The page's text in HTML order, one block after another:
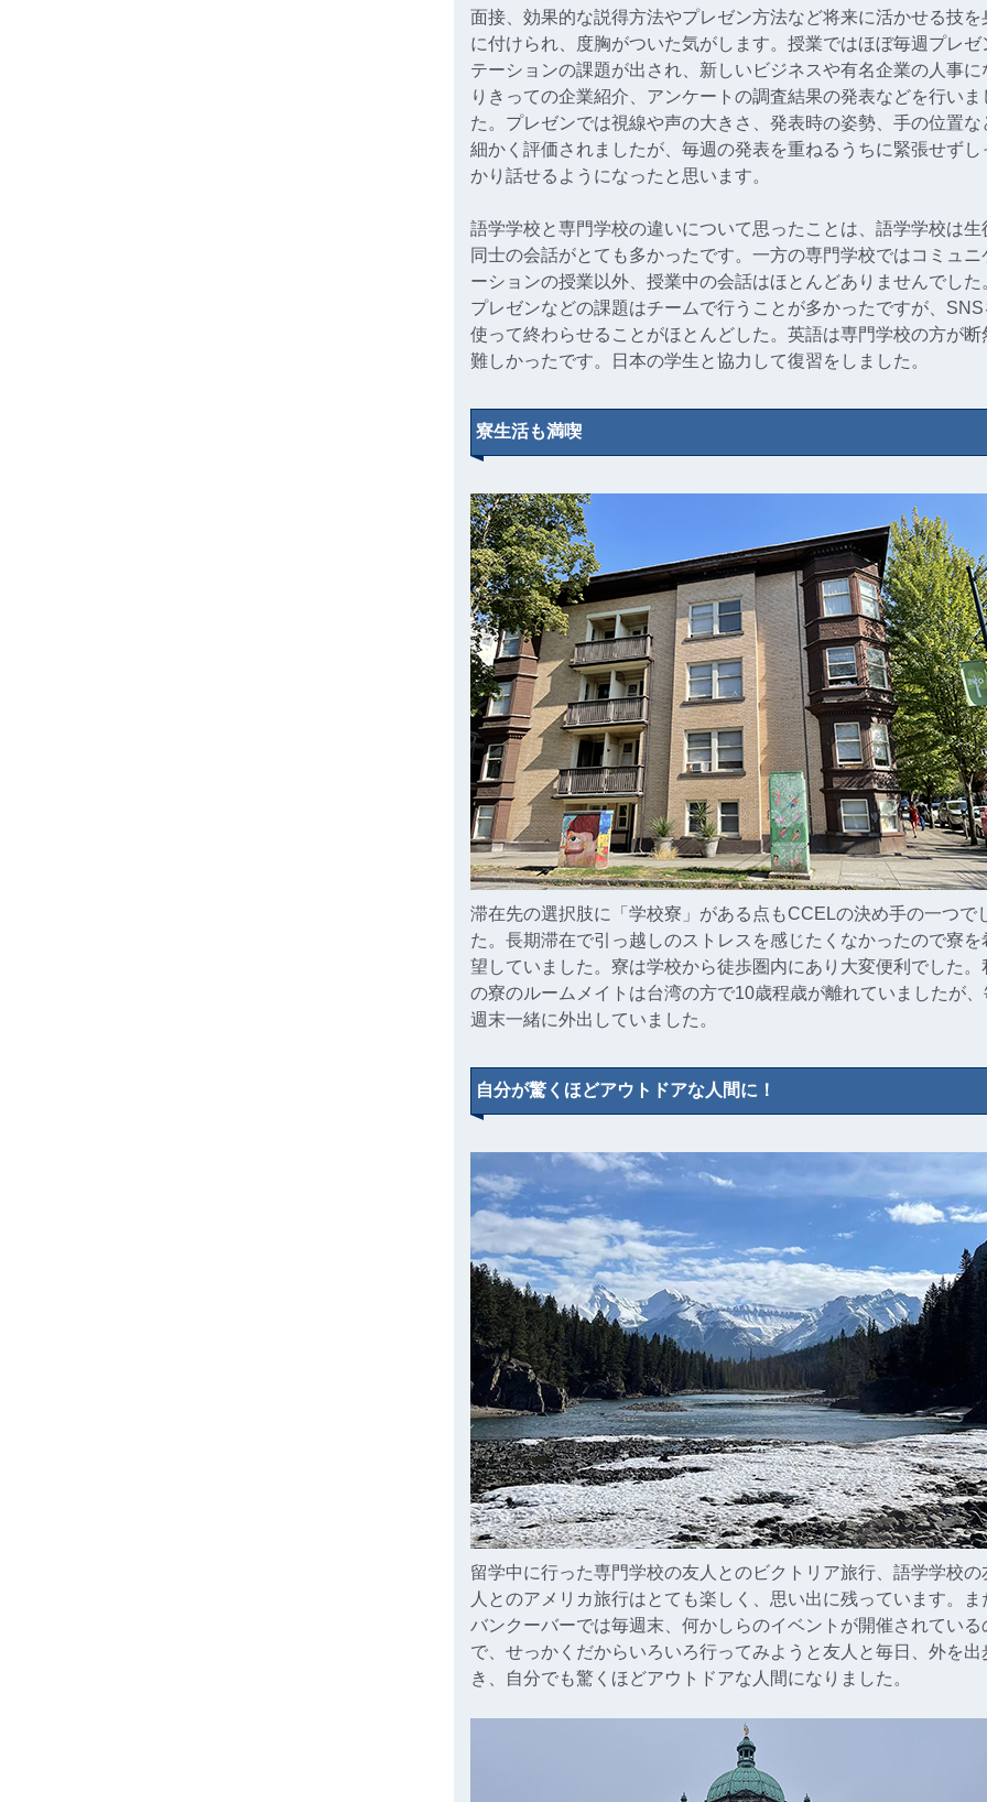
面接、効果的な説得方法やプレゼン方法など将来に活かせる技を
に付けられ、度胸がついた気がします。授業ではほぼ毎週プレゼ
テーションの課題が出され、新しいビジネスや有名企業の人事に
りきっての企業紹介、アンケートの調査結果の発表などを行いま
た。プレゼンでは視線や声の大きさ、発表時の姿勢、手の位置な
細かく評価されましたが、毎週の発表を重ねるうちに緊張せずし
かり話せるようになったと思います。
語学学校と専門学校の違いについて思ったことは、語学学校は生
同士の会話がとても多かったです。一方の専門学校ではコミュニ
ーションの授業以外、授業中の会話はほとんどありませんでした
プレゼンなどの課題はチームで行うことが多かったですが、SNS
使って終わらせることがほとんどした。英語は専門学校の方が断
難しかったです。日本の学生と協力して復習をしました。
寮生活も満喫
滞在先の選択肢に「学校寮」がある点もCCELの決め手の一つで
た。長期滞在で引っ越しのストレスを感じたくなかったので寮を
望していました。寮は学校から徒歩圏内にあり大変便利でした。
の寮のルームメイトは台湾の方で10歳程歳が離れていましたが、
週末一緒に外出していました。
自分が驚くほどアウトドアな人間に！
留学中に行った専門学校の友人とのビクトリア旅行、語学学校の
人とのアメリカ旅行はとても楽しく、思い出に残っています。ま
バンクーバーでは毎週末、何かしらのイベントが開催されている
で、せっかくだからいろいろ行ってみようと友人と毎日、外を出
き、自分でも驚くほどアウトドアな人間になりました。